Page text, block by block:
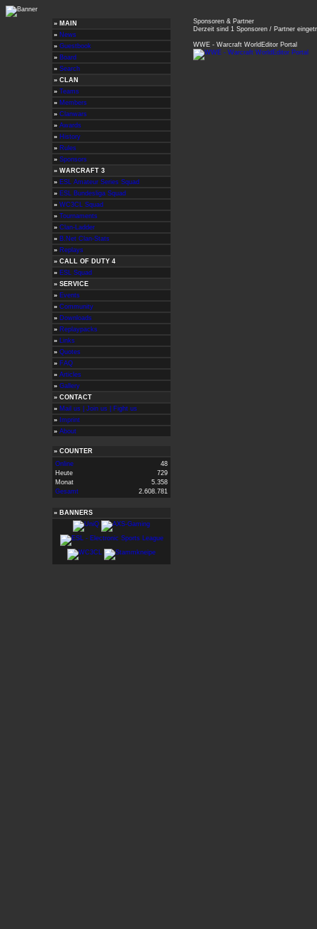
» MAIN
» News
» Guestbook
» Board
» Search
» CLAN
» Teams
» Members
» Clanwars
» Awards
» History
» Rules
» Sponsors
» WARCRAFT 3
» ESL Amateur Series Squad
» ESL Bundesliga Squad
» WC3CL Squad
» Tournaments
» Clan-Ladder
» B.Net Clan-Stats
» Replays
» CALL OF DUTY 4
» ESL Squad
» SERVICE
» Events
» Community
» Downloads
» Replaypacks
» Links
» Quotes
» FAQ
» Articles
» Gallery
» CONTACT
» Mail us | Join us | Fight us
» Imprint
» About
» COUNTER
Online
48
Heute
729
Monat
5.358
Gesamt
2.608.781
» BANNERS
Sponsoren & Partner
Derzeit sind 1 Sponsoren / Partner
WWE - Warcraft WorldEditor Portal